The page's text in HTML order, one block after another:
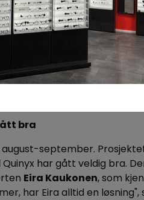
bra
september.
har gått veldig bra.
Eira Kaukonen, som
har Eira alltid en løsning",